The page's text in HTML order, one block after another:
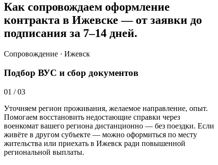
Как сопровождаем оформление
контракта в Ижевске — от заявки до
подписания за 7–14 дней.
Сопровождение · Ижевск
Подбор ВУС и сбор документов
01 /03
Уточняем регион проживания, желаемое направление, опыт.
Помогаем восстановить недостающие справки через
военкомат вашего региона дистанционно — без поездки. Если
живёте в другом субъекте — можно оформиться по месту
жительства или приехать в Ижевск ради повышенной
региональной выплаты.